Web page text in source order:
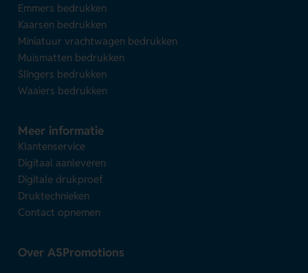
Emmers bedrukken
Kaarsen bedrukken
Miniatuur vrachtwagen bedrukken
Muismatten bedrukken
Slingers bedrukken
Waaiers bedrukken
Meer informatie
Klantenservice
Digitaal aanleveren
Digitale drukproef
Druktechnieken
Contact opnemen
Over ASPromotions